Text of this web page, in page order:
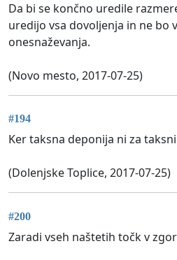
Da bi se končno uredile
uredijo vsa dovoljenja in ne bo
onesnaževanja.
(Novo mesto, 2017-07-25)
#194
Ker taksna deponija ni za
(Dolenjske Toplice, 2017-07-25)
#200
Zaradi vseh naštetih točk v